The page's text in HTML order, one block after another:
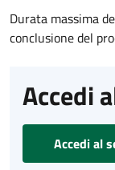
Durata massima
conclusione del
Accedi
Accedi al